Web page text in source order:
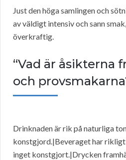
Just den höga samlingen och
av väldigt intensiv och sann
överkraftig.
“Vad är åsikterna
och
Drinknaden är rik på naturliga
konstgjord.|Beveraget har rikligt
inget konstgjort.|Drycken